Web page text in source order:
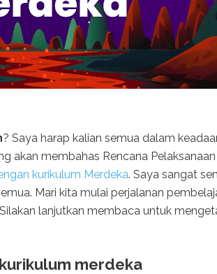
? Saya harap kalian semua dalam
akan membahas Rencana Pelaksanaan
kurikulum Merdeka. Saya sangat
Mari kita mulai perjalanan
lanjutkan membaca untuk
merdeka